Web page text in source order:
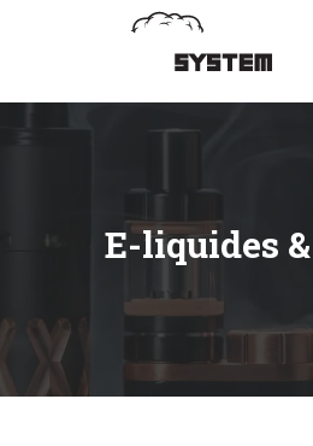
E-liquides